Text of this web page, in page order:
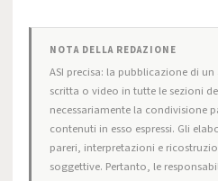
NOTA DELLA REDAZIONE
ASI precisa: la pubblicazione di
scritta o video in tutte le sezioni
necessariamente la condivisione
contenuti in esso espressi. Gli
pareri, interpretazioni e
soggettive. Pertanto, le